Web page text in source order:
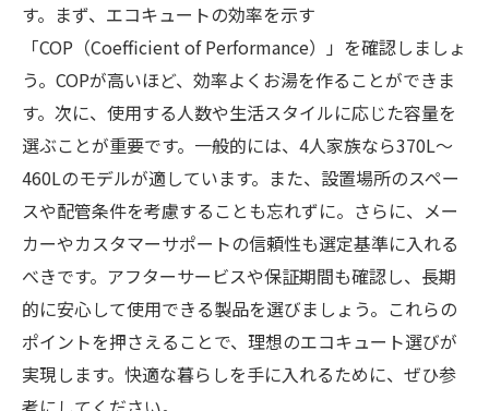
す。まず、エコキュートの効率を示す
「COP（Coefficient of Performance）」を確認しましょ
う。COPが高いほど、効率よくお湯を作ることができま
す。次に、使用する人数や生活スタイルに応じた容量を
選ぶことが重要です。一般的には、4人家族なら370L〜
460Lのモデルが適しています。また、設置場所のスペー
スや配管条件を考慮することも忘れずに。さらに、メー
カーやカスタマーサポートの信頼性も選定基準に入れる
べきです。アフターサービスや保証期間も確認し、長期
的に安心して使用できる製品を選びましょう。これらの
ポイントを押さえることで、理想のエコキュート選びが
実現します。快適な暮らしを手に入れるために、ぜひ参